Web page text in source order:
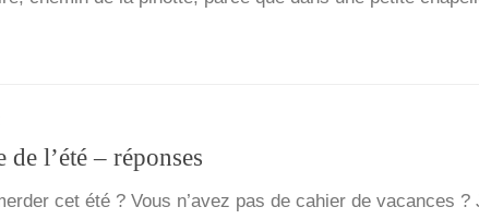
l’été – réponses
cet été ? Vous n’a­vez pas de cahier de vacances ?